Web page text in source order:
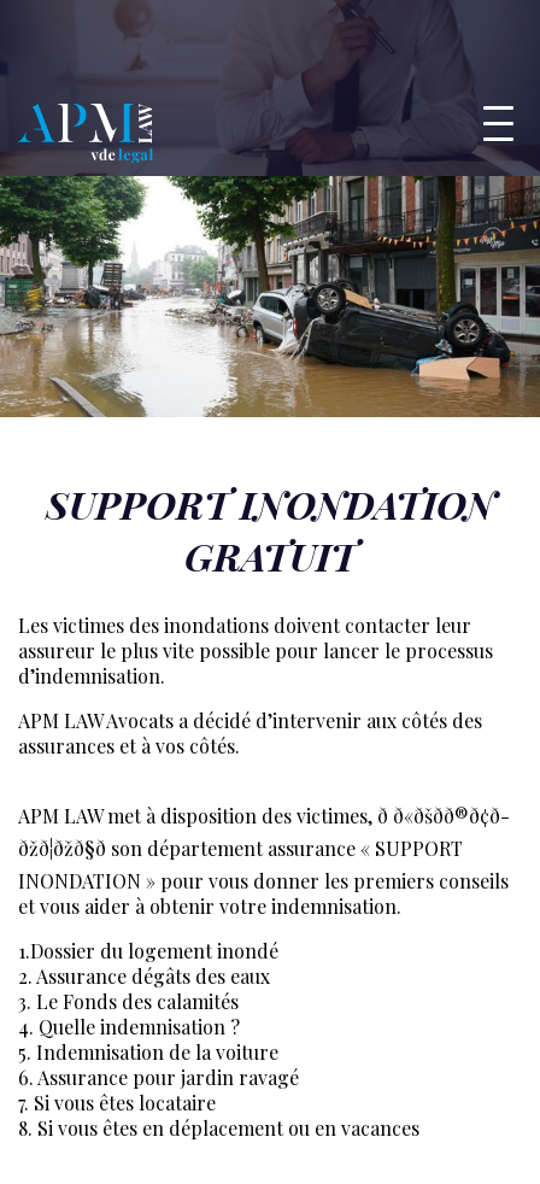
SUPPORT INONDATION
GRATUIT
Les victimes des inondations doivent contacter leur
assureur le plus vite possible pour lancer le processus
d’indemnisation.
APM LAW Avocats a décidé d’intervenir aux côtés des
assurances et à vos côtés.
APM LAW met à disposition des victimes, ð ð«ðšð­ð®ð¢ð­
ðžð¦ðžð§ð­ son département assurance « SUPPORT
INONDATION » pour vous donner les premiers conseils
et vous aider à obtenir votre indemnisation.
1.Dossier du logement inondé
2. Assurance dégâts des eaux
3. Le Fonds des calamités
4. Quelle indemnisation ?
5. Indemnisation de la voiture
6. Assurance pour jardin ravagé
7. Si vous êtes locataire
8. Si vous êtes en déplacement ou en vacances